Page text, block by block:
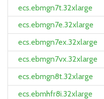
ecs.ebmgn7t.32xlarge
ecs.ebmgn7e.32xlarge
ecs.ebmgn7ex.32xlarge
ecs.ebmgn7vx.32xlarge
ecs.ebmgn8t.32xlarge
ecs.ebmhfr8i.32xlarge